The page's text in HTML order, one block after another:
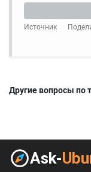
Источник
Другие вопросы по